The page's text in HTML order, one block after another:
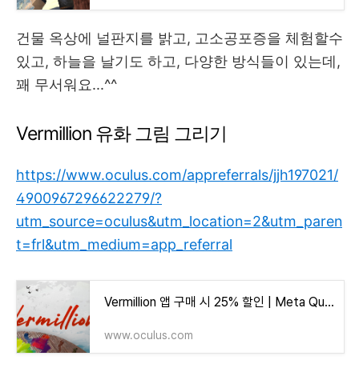
건물 옥상에 널판지를 밝고, 고소공포증을 체험할수
있고, 하늘을 날기도 하고, 다양한 방식들이 있는데,
꽤 무서워요...^^
Vermillion 유화 그림 그리기
https://www.oculus.com/appreferrals/jjh197021/
4900967296622279/?
utm_source=oculus&utm_location=2&utm_paren
t=frl&utm_medium=app_referral
Vermillion 앱 구매 시 25% 할인 | Meta Quest
www.oculus.com